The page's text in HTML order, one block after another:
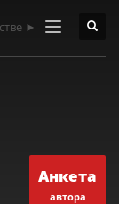
►
Анкета
автора